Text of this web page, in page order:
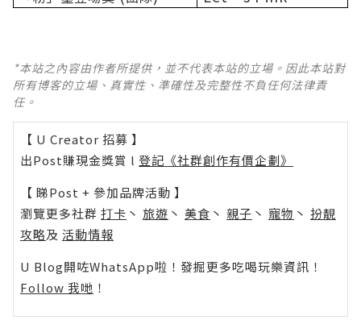
*本站之內容由作者所提供，並不代表本站的立場。因此本站對
所有博客的立場、真實性、準確性及完整性不負任何法律責
任。
【 U Creator 招募 】
出Post賺現金獎賞 l 登記《社群創作有價企劃》
【 睇Post + 參加品牌活動 】
瀏覽更多社群 打卡 丶 旅遊 丶 美食 丶 親子 丶 寵物 丶 扮靚
攻略及 活動情報
U Blog開咗WhatsApp啦！發掘更多吃喝玩樂資訊！
Follow 我哋 ！